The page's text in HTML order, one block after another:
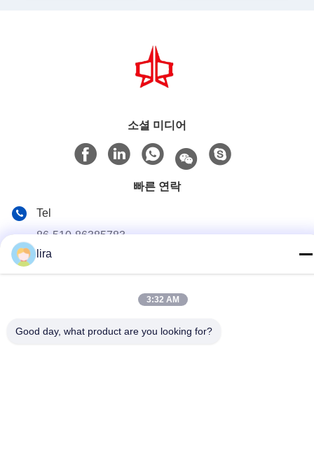
소셜 미디어
빠른 연락
Tel
86-510-86385783
No.102의 Yungu 도로, Zhutang 도시, Jiangyin 시, 장쑤성, 중
lira
3:32 AM
Good day, what product are you looking for?